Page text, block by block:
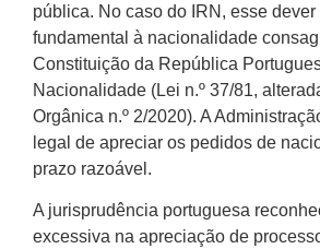
pública. No caso do IRN, esse
fundamental à nacionalidade
Constituição da República
Nacionalidade (Lei n.º 37/81,
Orgânica n.º 2/2020). A
legal de apreciar os pedidos de
prazo razoável.
A jurisprudência portuguesa
excessiva na apreciação de